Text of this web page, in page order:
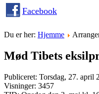
Facebook
Du er her: Hjemme
Mød Tibets
Publiceret: Torsdag, 27. april
Visninger: 3457